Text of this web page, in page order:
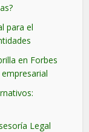
para el
en Forbes
Legal